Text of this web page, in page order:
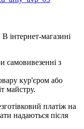
інтернет-магазині
самовивезенні з
кур'єром або
майстру.
платіж на
надаються після